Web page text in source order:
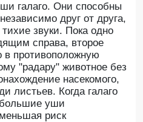
галаго. Они способны
друг от друга,
звуки. Пока одно
справа, второе
в противоположную
"радару" животное без
насекомого,
листьев. Когда галаго
большие уши
риск